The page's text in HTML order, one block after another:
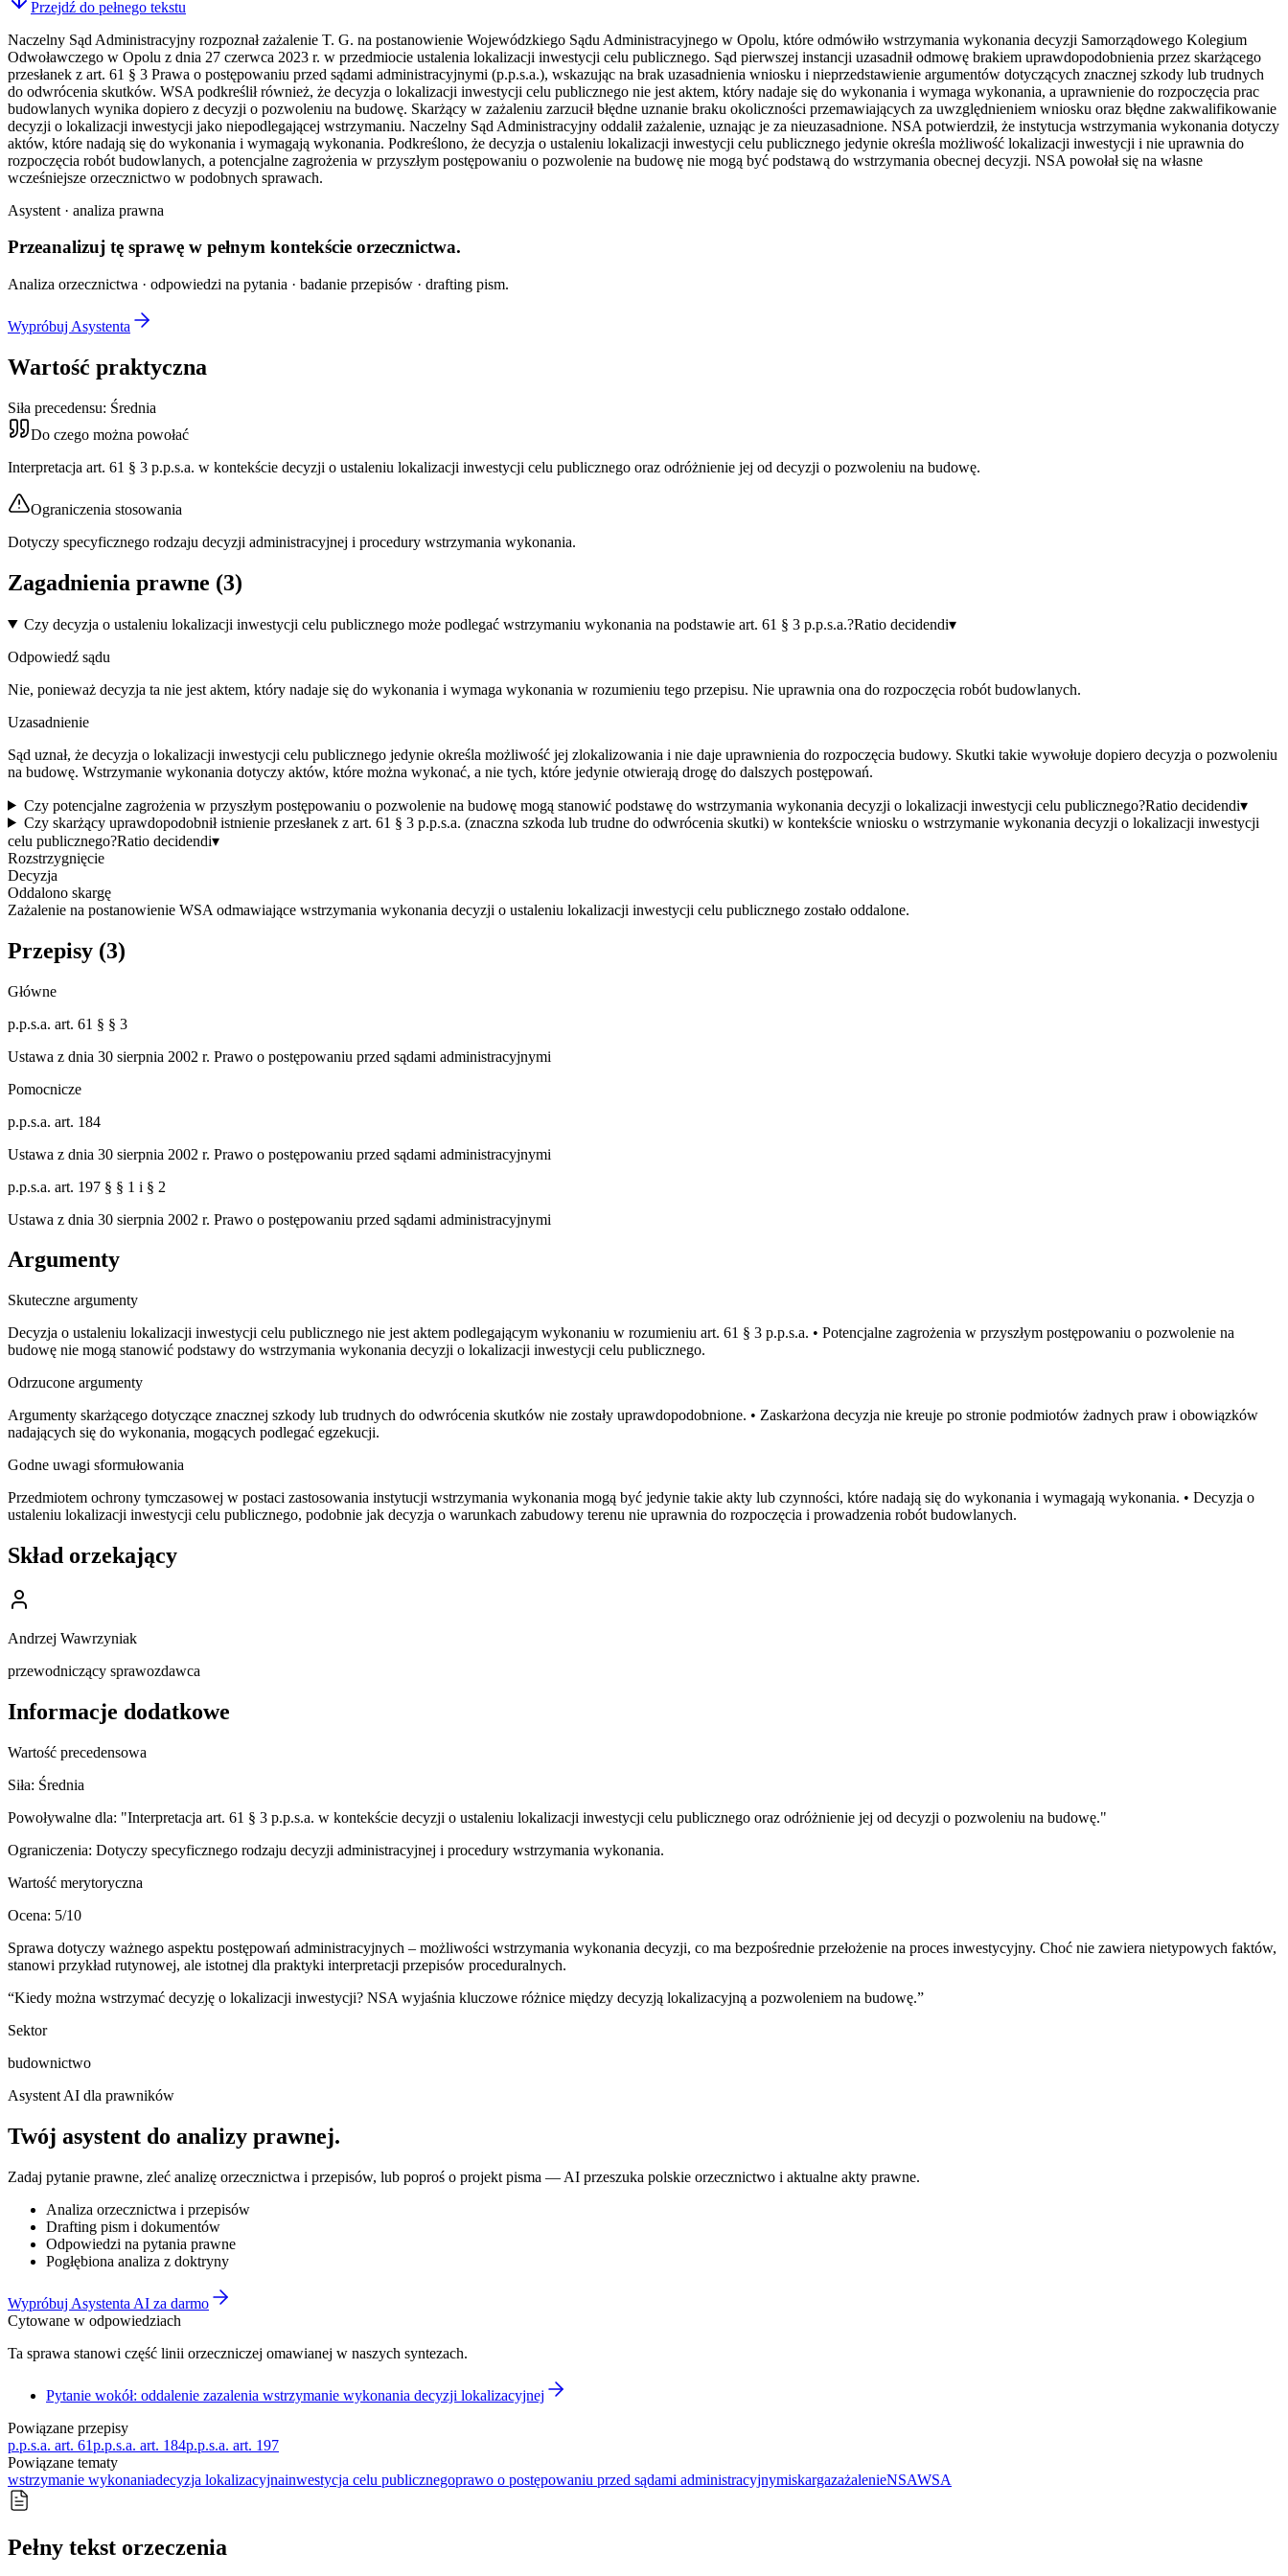
Przejdź do pełnego tekstu
Naczelny Sąd Administracyjny rozpoznał zażalenie T. G. na postanowienie Wojewódzkiego Sądu Administracyjnego w Opolu, które odmówiło wstrzymania wykonania decyzji Samorządowego Kolegium
Odwoławczego w Opolu z dnia 27 czerwca 2023 r. w przedmiocie ustalenia lokalizacji inwestycji celu publicznego. Sąd pierwszej instancji uzasadnił odmowę brakiem uprawdopodobnienia przez skarżącego
przesłanek z art. 61 § 3 Prawa o postępowaniu przed sądami administracyjnymi (p.p.s.a.), wskazując na brak uzasadnienia wniosku i nieprzedstawienie argumentów dotyczących znacznej szkody lub trudnych
do odwrócenia skutków. WSA podkreślił również, że decyzja o lokalizacji inwestycji celu publicznego nie jest aktem, który nadaje się do wykonania i wymaga wykonania, a uprawnienie do rozpoczęcia prac
budowlanych wynika dopiero z decyzji o pozwoleniu na budowę. Skarżący w zażaleniu zarzucił błędne uznanie braku okoliczności przemawiających za uwzględnieniem wniosku oraz błędne zakwalifikowanie
decyzji o lokalizacji inwestycji jako niepodlegającej wstrzymaniu. Naczelny Sąd Administracyjny oddalił zażalenie, uznając je za nieuzasadnione. NSA potwierdził, że instytucja wstrzymania wykonania dotyczy
aktów, które nadają się do wykonania i wymagają wykonania. Podkreślono, że decyzja o ustaleniu lokalizacji inwestycji celu publicznego jedynie określa możliwość lokalizacji inwestycji i nie uprawnia do
rozpoczęcia robót budowlanych, a potencjalne zagrożenia w przyszłym postępowaniu o pozwolenie na budowę nie mogą być podstawą do wstrzymania obecnej decyzji. NSA powołał się na własne
wcześniejsze orzecznictwo w podobnych sprawach.
Asystent · analiza prawna
Przeanalizuj tę sprawę w pełnym kontekście orzecznictwa.
Analiza orzecznictwa · odpowiedzi na pytania · badanie przepisów · drafting pism.
Wypróbuj Asystenta
Wartość praktyczna
Siła precedensu: Średnia
Do czego można powołać
Interpretacja art. 61 § 3 p.p.s.a. w kontekście decyzji o ustaleniu lokalizacji inwestycji celu publicznego oraz odróżnienie jej od decyzji o pozwoleniu na budowę.
Ograniczenia stosowania
Dotyczy specyficznego rodzaju decyzji administracyjnej i procedury wstrzymania wykonania.
Zagadnienia prawne (3)
Czy decyzja o ustaleniu lokalizacji inwestycji celu publicznego może podlegać wstrzymaniu wykonania na podstawie art. 61 § 3 p.p.s.a.?Ratio decidendi▾
Odpowiedź sądu
Nie, ponieważ decyzja ta nie jest aktem, który nadaje się do wykonania i wymaga wykonania w rozumieniu tego przepisu. Nie uprawnia ona do rozpoczęcia robót budowlanych.
Uzasadnienie
Sąd uznał, że decyzja o lokalizacji inwestycji celu publicznego jedynie określa możliwość jej zlokalizowania i nie daje uprawnienia do rozpoczęcia budowy. Skutki takie wywołuje dopiero decyzja o pozwoleniu
na budowę. Wstrzymanie wykonania dotyczy aktów, które można wykonać, a nie tych, które jedynie otwierają drogę do dalszych postępowań.
Czy potencjalne zagrożenia w przyszłym postępowaniu o pozwolenie na budowę mogą stanowić podstawę do wstrzymania wykonania decyzji o lokalizacji inwestycji celu publicznego?Ratio decidendi▾
Czy skarżący uprawdopodobnił istnienie przesłanek z art. 61 § 3 p.p.s.a. (znaczna szkoda lub trudne do odwrócenia skutki) w kontekście wniosku o wstrzymanie wykonania decyzji o lokalizacji inwestycji
celu publicznego?Ratio decidendi▾
Rozstrzygnięcie
Decyzja
Oddalono skargę
Zażalenie na postanowienie WSA odmawiające wstrzymania wykonania decyzji o ustaleniu lokalizacji inwestycji celu publicznego zostało oddalone.
Przepisy (3)
Główne
p.p.s.a. art. 61 § § 3
Ustawa z dnia 30 sierpnia 2002 r. Prawo o postępowaniu przed sądami administracyjnymi
Pomocnicze
p.p.s.a. art. 184
Ustawa z dnia 30 sierpnia 2002 r. Prawo o postępowaniu przed sądami administracyjnymi
p.p.s.a. art. 197 § § 1 i § 2
Ustawa z dnia 30 sierpnia 2002 r. Prawo o postępowaniu przed sądami administracyjnymi
Argumenty
Skuteczne argumenty
Decyzja o ustaleniu lokalizacji inwestycji celu publicznego nie jest aktem podlegającym wykonaniu w rozumieniu art. 61 § 3 p.p.s.a. • Potencjalne zagrożenia w przyszłym postępowaniu o pozwolenie na
budowę nie mogą stanowić podstawy do wstrzymania wykonania decyzji o lokalizacji inwestycji celu publicznego.
Odrzucone argumenty
Argumenty skarżącego dotyczące znacznej szkody lub trudnych do odwrócenia skutków nie zostały uprawdopodobnione. • Zaskarżona decyzja nie kreuje po stronie podmiotów żadnych praw i obowiązków
nadających się do wykonania, mogących podlegać egzekucji.
Godne uwagi sformułowania
Przedmiotem ochrony tymczasowej w postaci zastosowania instytucji wstrzymania wykonania mogą być jedynie takie akty lub czynności, które nadają się do wykonania i wymagają wykonania. • Decyzja o
ustaleniu lokalizacji inwestycji celu publicznego, podobnie jak decyzja o warunkach zabudowy terenu nie uprawnia do rozpoczęcia i prowadzenia robót budowlanych.
Skład orzekający
Andrzej Wawrzyniak
przewodniczący sprawozdawca
Informacje dodatkowe
Wartość precedensowa
Siła: Średnia
Powoływalne dla: "Interpretacja art. 61 § 3 p.p.s.a. w kontekście decyzji o ustaleniu lokalizacji inwestycji celu publicznego oraz odróżnienie jej od decyzji o pozwoleniu na budowę."
Ograniczenia: Dotyczy specyficznego rodzaju decyzji administracyjnej i procedury wstrzymania wykonania.
Wartość merytoryczna
Ocena: 5/10
Sprawa dotyczy ważnego aspektu postępowań administracyjnych – możliwości wstrzymania wykonania decyzji, co ma bezpośrednie przełożenie na proces inwestycyjny. Choć nie zawiera nietypowych faktów,
stanowi przykład rutynowej, ale istotnej dla praktyki interpretacji przepisów proceduralnych.
“Kiedy można wstrzymać decyzję o lokalizacji inwestycji? NSA wyjaśnia kluczowe różnice między decyzją lokalizacyjną a pozwoleniem na budowę.”
Sektor
budownictwo
Asystent AI dla prawników
Twój asystent do analizy prawnej.
Zadaj pytanie prawne, zleć analizę orzecznictwa i przepisów, lub poproś o projekt pisma — AI przeszuka polskie orzecznictwo i aktualne akty prawne.
Analiza orzecznictwa i przepisów
Drafting pism i dokumentów
Odpowiedzi na pytania prawne
Pogłębiona analiza z doktryny
Wypróbuj Asystenta AI za darmo
Cytowane w odpowiedziach
Ta sprawa stanowi część linii orzeczniczej omawianej w naszych syntezach.
Pytanie wokół: oddalenie zazalenia wstrzymanie wykonania decyzji lokalizacyjnej
Powiązane przepisy
p.p.s.a. art. 61p.p.s.a. art. 184p.p.s.a. art. 197
Powiązane tematy
wstrzymanie wykonaniadecyzja lokalizacyjnainwestycja celu publicznegoprawo o postępowaniu przed sądami administracyjnymiskargazażalenieNSAWSA
Pełny tekst orzeczenia